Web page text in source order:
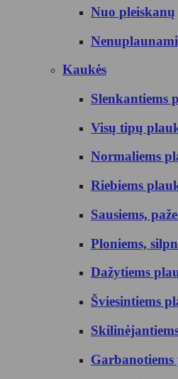
Nuo pleiskanų
Kaukės
Slenkantiems
Visų tipų
Normaliems
Riebiems
Sausiems,
Ploniems,
Dažytiems
Šviesintiems